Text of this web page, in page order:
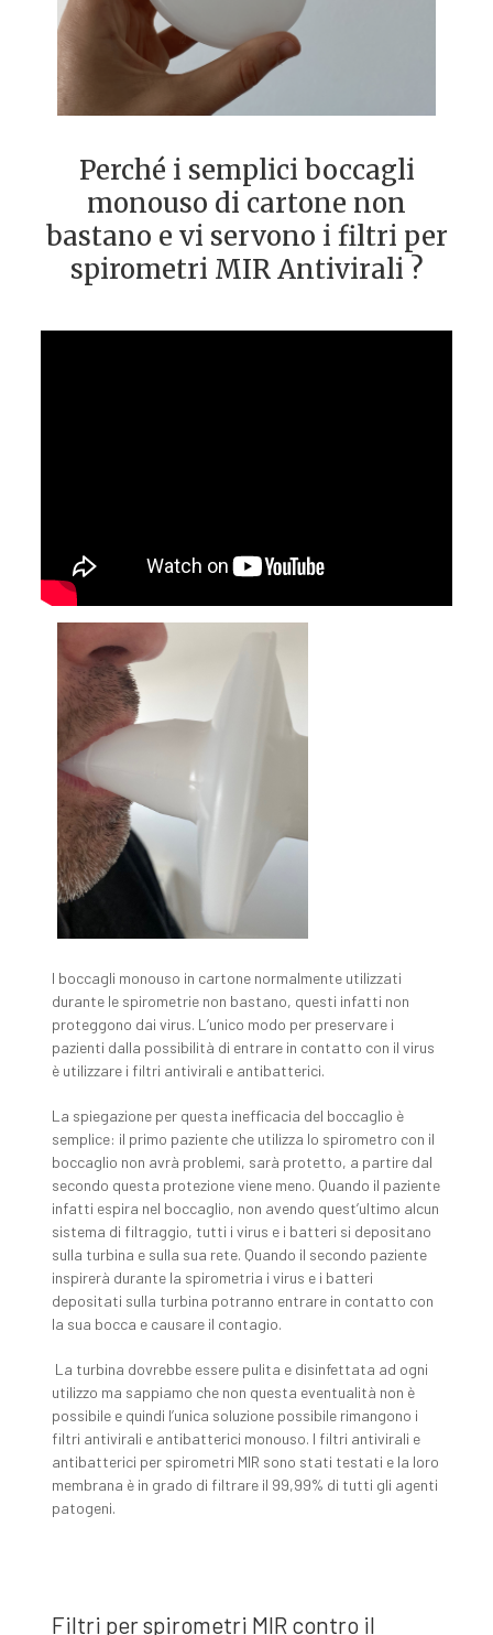
Perché i semplici boccagli
monouso di cartone non
bastano e vi servono i filtri per
spirometri MIR Antivirali ?
I boccagli monouso in cartone normalmente utilizzati
durante le spirometrie non bastano, questi infatti non
proteggono dai virus. L’unico modo per preservare i
pazienti dalla possibilità di entrare in contatto con il virus
è utilizzare i filtri antivirali e antibatterici.
La spiegazione per questa inefficacia del boccaglio è
semplice: il primo paziente che utilizza lo spirometro con il
boccaglio non avrà problemi, sarà protetto, a partire dal
secondo questa protezione viene meno. Quando il paziente
infatti espira nel boccaglio, non avendo quest’ultimo alcun
sistema di filtraggio, tutti i virus e i batteri si depositano
sulla turbina e sulla sua rete. Quando il secondo paziente
inspirerà durante la spirometria i virus e i batteri
depositati sulla turbina potranno entrare in contatto con
la sua bocca e causare il contagio.
La turbina dovrebbe essere pulita e disinfettata ad ogni
utilizzo ma sappiamo che non questa eventualità non è
possibile e quindi l’unica soluzione possibile rimangono i
filtri antivirali e antibatterici monouso. I filtri antivirali e
antibatterici per spirometri MIR sono stati testati e la loro
membrana è in grado di filtrare il 99,99% di tutti gli agenti
patogeni.
Filtri per spirometri MIR contro il